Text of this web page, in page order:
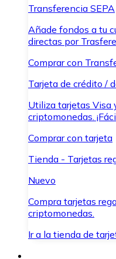
Transferencia SEPA
Añade fondos a tu
directas por
Comprar con
Tarjeta de crédito /
Utiliza tarjetas Visa
criptomonedas.
Comprar con tarjeta
Tienda - Tarjetas
Nuevo
Compra tarjetas
criptomonedas.
Ir a la tienda de